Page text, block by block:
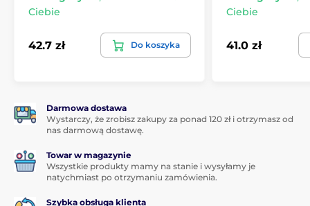
Ciebie
42.7 zł Do koszyka
Ciebie
41.0 zł
Darmowa dostawa
Wystarczy, że zrobisz zakupy za ponad 120 zł i otrzymasz od
nas darmową dostawę.
Towar w magazynie
Wszystkie produkty mamy na stanie i wysyłamy je
natychmiast po otrzymaniu zamówienia.
Szybka obsługa klienta